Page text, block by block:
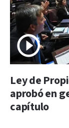
Ley de
aprobó en
capítulo